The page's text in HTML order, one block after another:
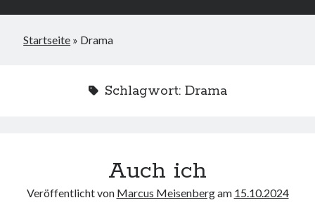
Startseite » Drama
Schlagwort: Drama
Auch ich
Veröffentlicht von Marcus Meisenbergam 15.10.2024